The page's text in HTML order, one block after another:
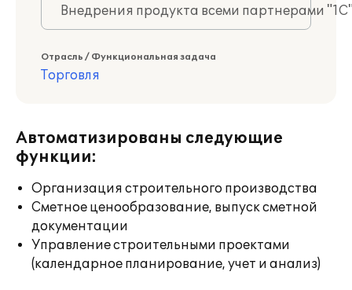
Внедрения продукта всеми партнерами
Отрасль / Функциональная задача
Торговля
Автоматизированы следующие
функции:
Организация строительного производства
Сметное ценообразование, выпуск сметной
документации
Управление строительными проектами
(календарное планирование, учет и анализ)